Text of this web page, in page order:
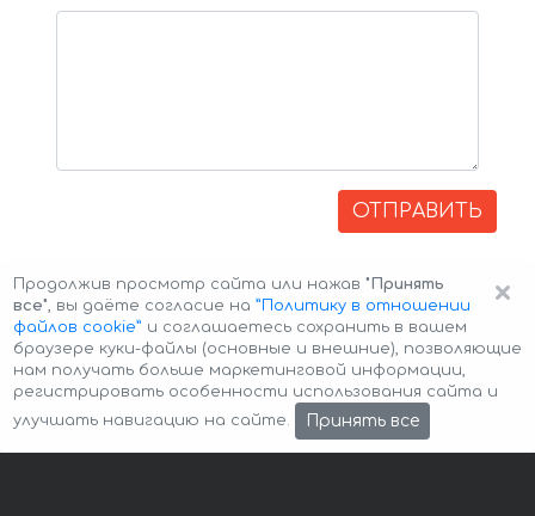
ОТПРАВИТЬ
Авторские права © 2026 Авто-Аренда Cookie Policy
×
Продолжив просмотр сайта или нажав "Принять
все", вы даёте согласие на ”Политику в отношении
файлов cookie” и соглашаетесь сохранить в вашем
браузере куки-файлы (основные и внешние), позволяющие
нам получать больше маркетинговой информации,
регистрировать особенности использования сайта и
улучшать навигацию на сайте.
Принять все